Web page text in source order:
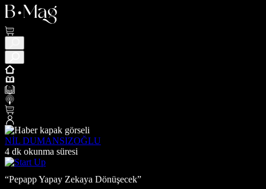
NİL DUMANSIZOĞLU
4 dk okunma süresi
“Pepapp Yapay Zekaya Dönüşecek”